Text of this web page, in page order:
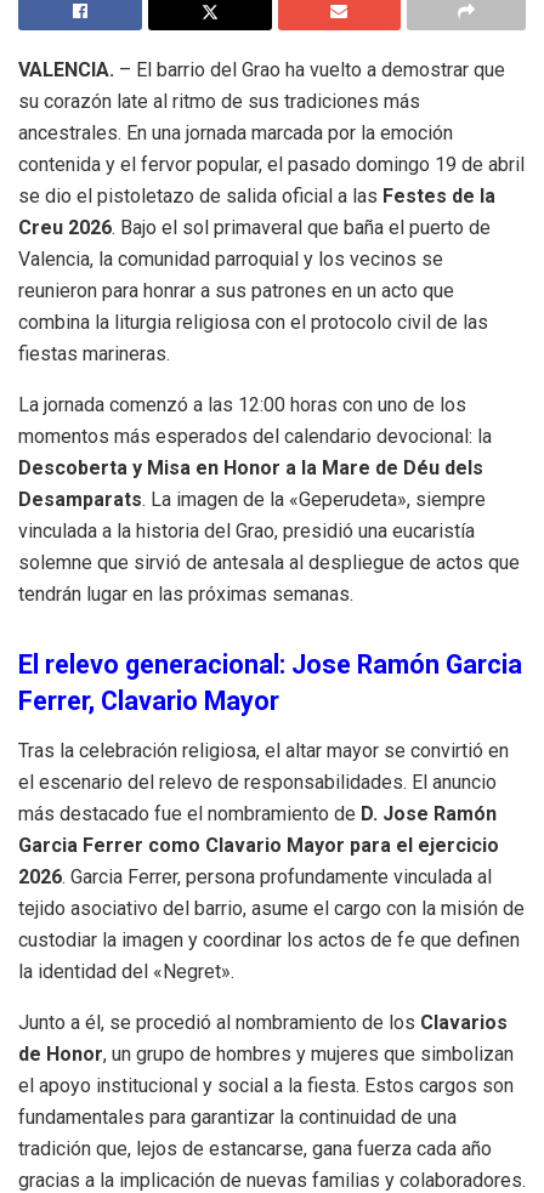
VALENCIA. – El barrio del Grao ha vuelto a demostrar que
su corazón late al ritmo de sus tradiciones más
ancestrales. En una jornada marcada por la emoción
contenida y el fervor popular, el pasado domingo 19 de abril
se dio el pistoletazo de salida oficial a las Festes de la
Creu 2026. Bajo el sol primaveral que baña el puerto de
Valencia, la comunidad parroquial y los vecinos se
reunieron para honrar a sus patrones en un acto que
combina la liturgia religiosa con el protocolo civil de las
fiestas marineras.
La jornada comenzó a las 12:00 horas con uno de los
momentos más esperados del calendario devocional: la
Descoberta y Misa en Honor a la Mare de Déu dels
Desamparats. La imagen de la «Geperudeta», siempre
vinculada a la historia del Grao, presidió una eucaristía
solemne que sirvió de antesala al despliegue de actos que
tendrán lugar en las próximas semanas.
El relevo generacional: Jose Ramón Garcia
Ferrer, Clavario Mayor
Tras la celebración religiosa, el altar mayor se convirtió en
el escenario del relevo de responsabilidades. El anuncio
más destacado fue el nombramiento de D. Jose Ramón
Garcia Ferrer como Clavario Mayor para el ejercicio
2026. Garcia Ferrer, persona profundamente vinculada al
tejido asociativo del barrio, asume el cargo con la misión de
custodiar la imagen y coordinar los actos de fe que definen
la identidad del «Negret».
Junto a él, se procedió al nombramiento de los Clavarios
de Honor, un grupo de hombres y mujeres que simbolizan
el apoyo institucional y social a la fiesta. Estos cargos son
fundamentales para garantizar la continuidad de una
tradición que, lejos de estancarse, gana fuerza cada año
gracias a la implicación de nuevas familias y colaboradores.